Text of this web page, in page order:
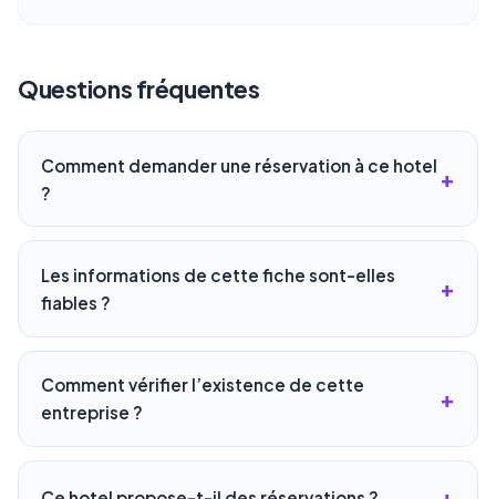
Questions fréquentes
Comment demander une réservation à ce hotel
?
Les informations de cette fiche sont-elles
fiables ?
Comment vérifier l’existence de cette
entreprise ?